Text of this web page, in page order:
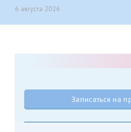
6 августа 2026
Записаться на
налогоплательщик, тот, кто будет
налогоплательщика
За год/годы
2023
2024
2025